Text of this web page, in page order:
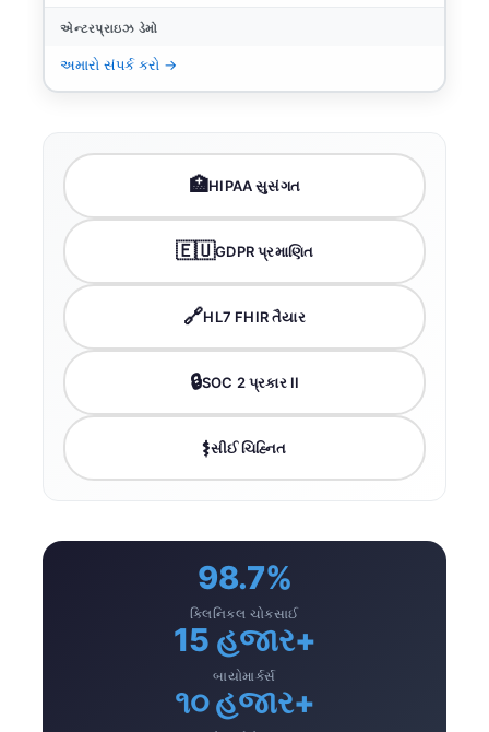
એન્ટરપ્રાઇઝ ડેમો
અમારો સંપર્ક કરો →
🏥HIPAA સુસંગત
🇪🇺GDPR પ્રમાણિત
🔗HL7 FHIR તૈયાર
🔒SOC 2 પ્રકાર II
⚕️સીઈ ચિહ્નિત
98.7%
ક્લિનિકલ ચોકસાઈ
15 હજાર+
બાયોમાર્કર્સ
૧૦ હજાર+